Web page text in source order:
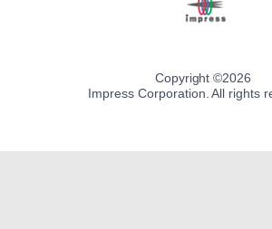
Copyright ©2026
Impress Corporation. All rights